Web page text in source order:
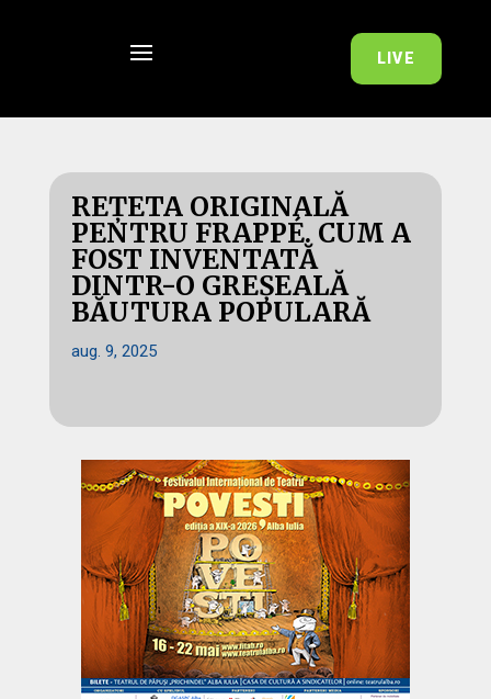
LIVE
REȚETA ORIGINALĂ
PENTRU FRAPPÉ. CUM A
FOST INVENTATĂ
DINTR-O GREȘEALĂ
BĂUTURA POPULARĂ
aug. 9, 2025